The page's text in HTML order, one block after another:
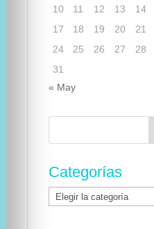
10
11 12 13 14
17
18 19 20 21
24
25 26 27 28
31
« May
Buscar:
Categorías
Categorías